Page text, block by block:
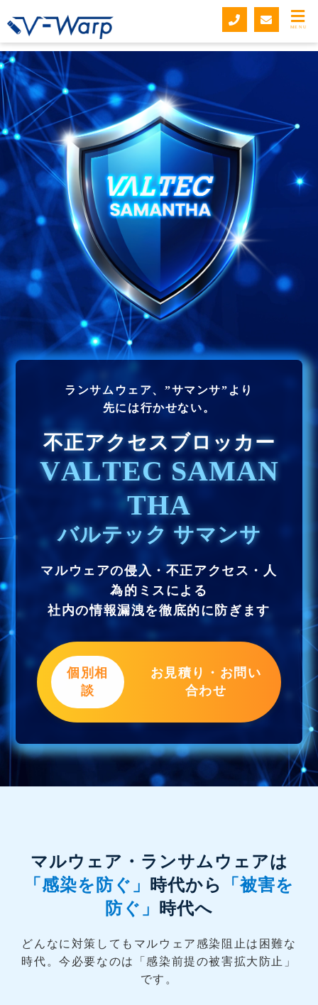
MENU
>不正アクセスブロッ
カー「VALTEC SAMANTHA（バルテック サマンサ）」
ランサムウェア、”サマンサ”より
先には行かせない。
不正アクセスブロッカー
VALTEC SAMAN
THA
バルテッ ク サマンサ
マルウェアの侵入・不正アクセス・人
為的ミスによる
社内の情報漏洩を徹底的に防ぎます
個別相
談
お見積り・お問い
合わせ
マルウェア・ランサムウェアは
「感染を防ぐ」
時代から
「被害を
防ぐ」
時代へ
どんなに対策してもマルウェア感染阻止は困難な
時代。今必要なのは「感染前提の被害拡大防止」
です。